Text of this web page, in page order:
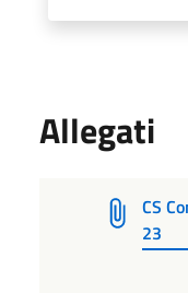
Allegati
CS
23